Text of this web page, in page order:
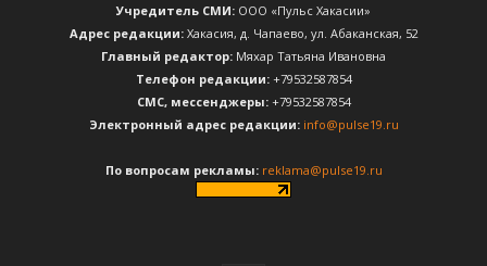
Учредитель СМИ: ООО «Пульс Хакасии»
Адрес редакции:Хакасия, д. Чапаево, ул. Абаканская, 52
Главный редактор: Мяхар Татьяна Ивановна
Телефон редакции:+79532587854
CМС, мессенджеры:+79532587854
Электронный адрес редакции: info@pulse19.ru
По вопросам рекламы: reklama@pulse19.ru